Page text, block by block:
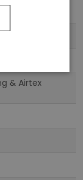
& Airtex